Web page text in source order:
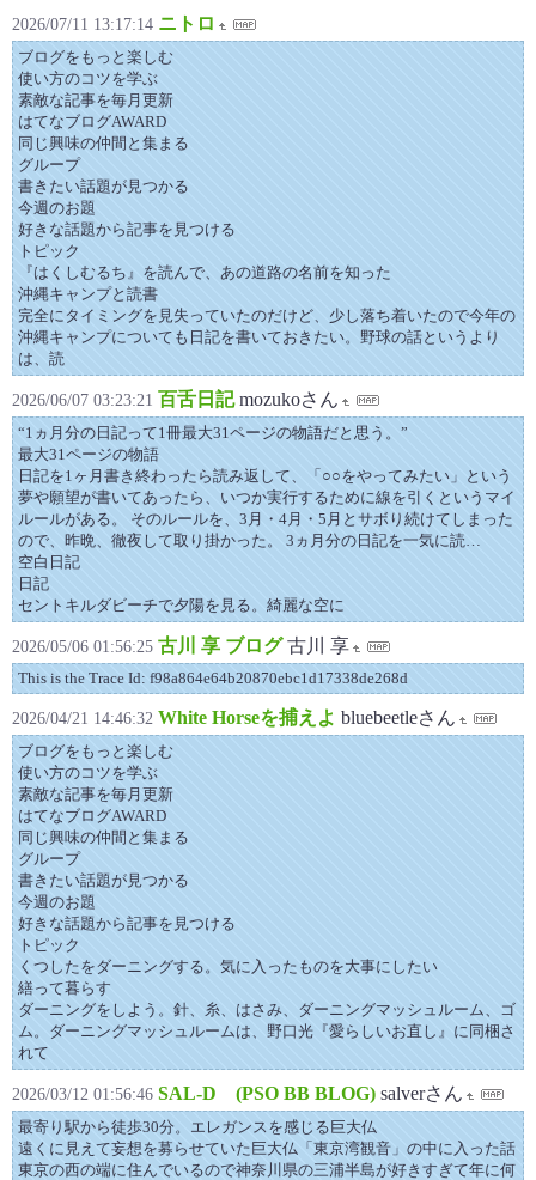
2026/07/11 13:17:14 ニトロ
ブログをもっと楽しむ
使い方のコツを学ぶ
素敵な記事を毎月更新
はてなブログAWARD
同じ興味の仲間と集まる
グループ
書きたい話題が見つかる
今週のお題
好きな話題から記事を見つける
トピック
『はくしむるち』を読んで、あの道路の名前を知った
沖縄キャンプと読書
完全にタイミングを見失っていたのだけど、少し落ち着いたので今年の
沖縄キャンプについても日記を書いておきたい。野球の話というより
は、読
2026/06/07 03:23:21 百舌日記 mozukoさん
“1ヵ月分の日記って1冊最大31ページの物語だと思う。”
最大31ページの物語
日記を1ヶ月書き終わったら読み返して、「○○をやってみたい」という
夢や願望が書いてあったら、いつか実行するために線を引くというマイ
ルールがある。 そのルールを、3月・4月・5月とサボり続けてしまった
ので、昨晩、徹夜して取り掛かった。 3ヵ月分の日記を一気に読…
空白日記
日記
セントキルダビーチで夕陽を見る。綺麗な空に
2026/05/06 01:56:25 古川 享 ブログ 古川 享
This is the Trace Id: f98a864e64b20870ebc1d17338de268d
2026/04/21 14:46:32 White Horseを捕えよ bluebeetleさん
ブログをもっと楽しむ
使い方のコツを学ぶ
素敵な記事を毎月更新
はてなブログAWARD
同じ興味の仲間と集まる
グループ
書きたい話題が見つかる
今週のお題
好きな話題から記事を見つける
トピック
くつしたをダーニングする。気に入ったものを大事にしたい
繕って暮らす
ダーニングをしよう。針、糸、はさみ、ダーニングマッシュルーム、ゴ
ム。ダーニングマッシュルームは、野口光『愛らしいお直し』に同梱さ
れて
2026/03/12 01:56:46 SAL-D (PSO BB BLOG) salverさん
最寄り駅から徒歩30分。エレガンスを感じる巨大仏
遠くに見えて妄想を募らせていた巨大仏「東京湾観音」の中に入った話
東京の西の端に住んでいるので神奈川県の三浦半島が好きすぎて年に何